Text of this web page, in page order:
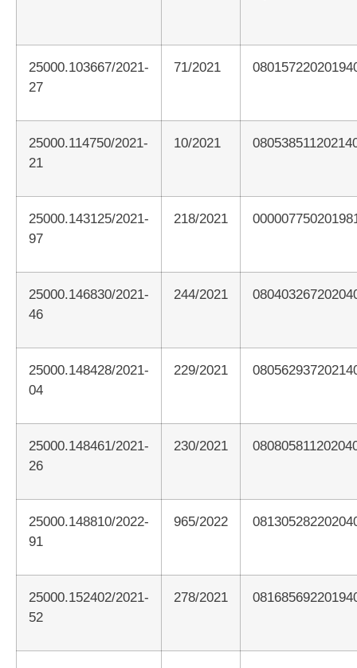
25000.103667/2021-
27
71/2021
25000.114750/2021-
21
10/2021
25000.143125/2021-
97
218/2021
25000.146830/2021-
46
244/2021
25000.148428/2021-
04
229/2021
25000.148461/2021-
26
230/2021
25000.148810/2022-
91
965/2022
25000.152402/2021-
52
278/2021